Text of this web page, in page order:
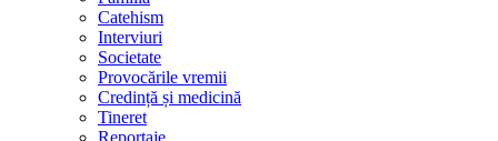
Catehism
Interviuri
Societate
Provocările vremii
Credință și medicină
Tineret
Reportaje